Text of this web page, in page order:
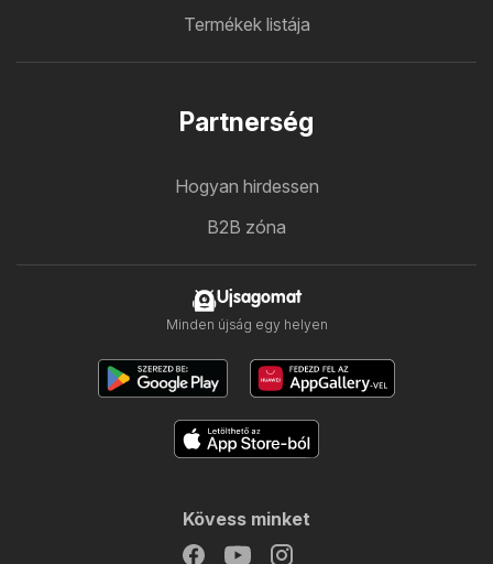
Termékek listája
Partnerség
Hogyan hirdessen
B2B zóna
Ujsagomat
Minden újság egy helyen
Kövess minket